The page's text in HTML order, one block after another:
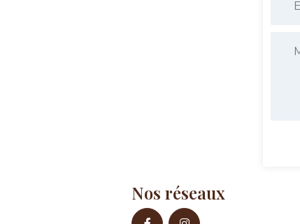
Nos réseaux